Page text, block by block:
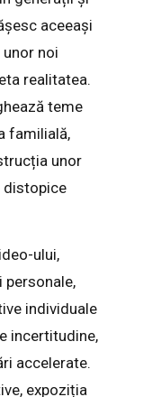
aceeași
noi
realitatea.
teme
familială,
unor
distopice
ului,
personale,
individuale
incertitudine,
accelerate.
expoziția